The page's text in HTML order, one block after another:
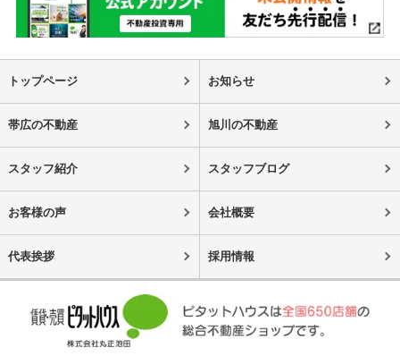
トップページ お知らせ
帯広の不動産 旭川の不動産
スタッフ紹介 スタッフブログ
お客様の声 会社概要
代表挨拶 採用情報